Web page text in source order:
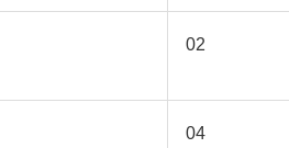
02
04